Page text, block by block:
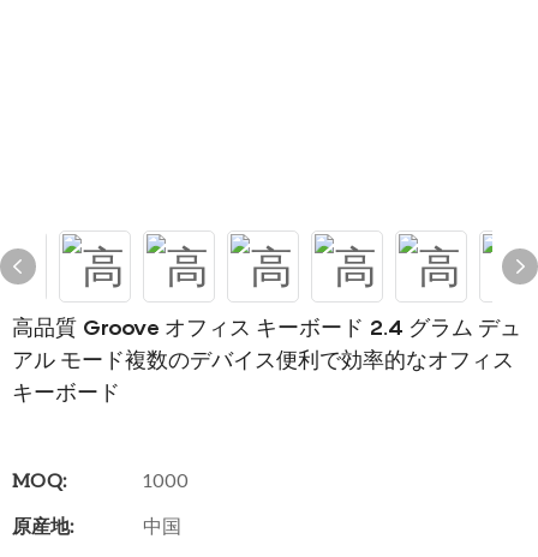
高品質 Groove オフィス キーボード 2.4 グラム デュ
アル モード複数のデバイス便利で効率的なオフィス
キーボード
MOQ:
1000
原産地:
中国